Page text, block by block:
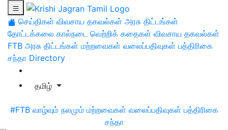
செய்திகள் விவசாய தகவல்கள் அரசு திட்டங்கள்
தோட்டக்கலை கால்நடை வெற்றிக் கதைகள் விவசாய தகவல்கள்
FTB அரசு திட்டங்கள் மற்றவைகள் வலைப்பதிவுகள் பத்திரிகை
சந்தா Directory
தமிழ்
#FTB வாழ்வும் நலமும் மற்றவைகள் வலைப்பதிவுகள் பத்திரிகை
சந்தா